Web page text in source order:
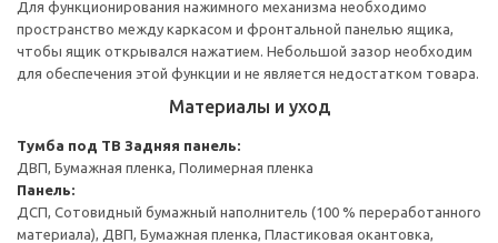
Для функционирования нажимного механизма необходимо
пространство между каркасом и фронтальной панелью ящика,
чтобы ящик открывался нажатием. Небольшой зазор необходим
для обеспечения этой функции и не является недостатком товара.
Материалы и уход
Тумба под ТВ Задняя панель:
ДВП, Бумажная пленка, Полимерная пленка
Панель:
ДСП, Сотовидный бумажный наполнитель (100 % переработанного
материала), ДВП, Бумажная пленка, Пластиковая окантовка,